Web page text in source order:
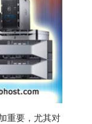
重要，尤其对